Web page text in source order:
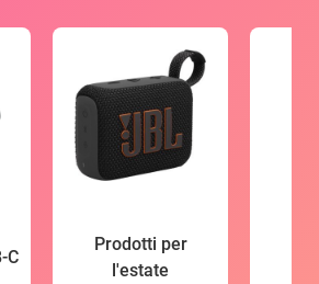
C
Prodotti per
l'estate